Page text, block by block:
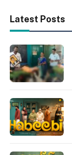
Latest Posts